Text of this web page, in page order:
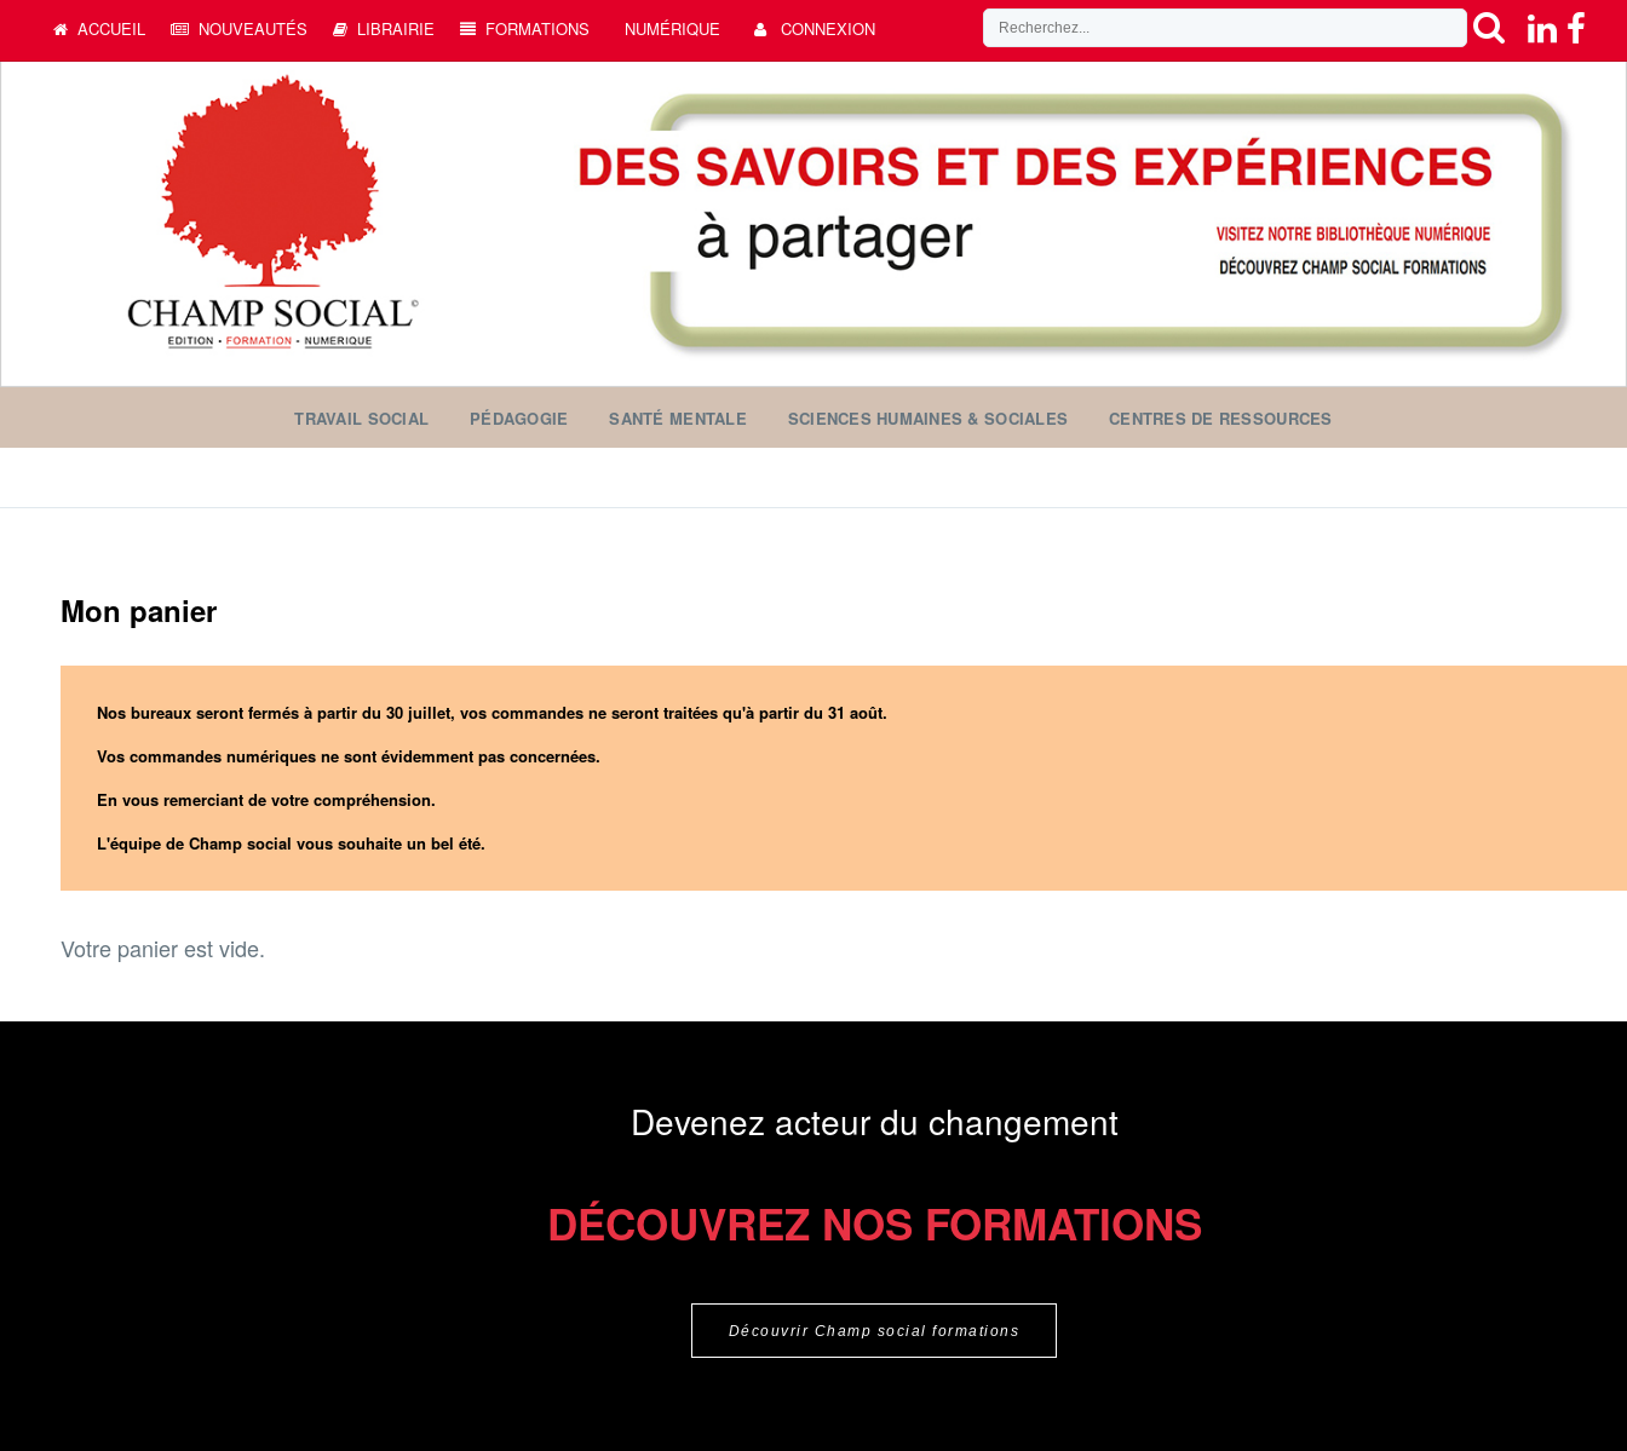
ACCUEIL NOUVEAUTÉS LIBRAIRIE FORMATIONS NUMÉRIQUE CONNEXION
TRAVAIL SOCIAL PÉDAGOGIE SANTÉ MENTALE SCIENCES HUMAINES & SOCIALES CENTRES DE RESSOURCES
Mon panier
Nos bureaux seront fermés à partir du 30 juillet, vos commandes ne seront traitées qu'à partir du 31 août.
Vos commandes numériques ne sont évidemment pas concernées.
En vous remerciant de votre compréhension.
L'équipe de Champ social vous souhaite un bel été.
Votre panier est vide.
Devenez acteur du changement
DÉCOUVREZ NOS FORMATIONS
Découvrir Champ social formations